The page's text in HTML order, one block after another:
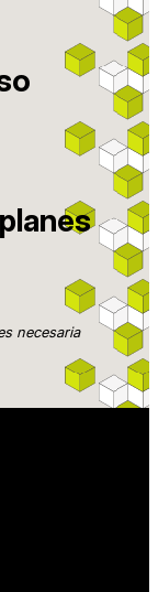
necesaria